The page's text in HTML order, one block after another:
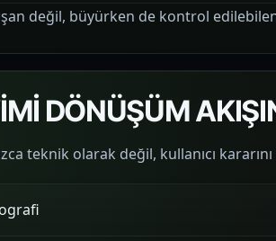
değil, büyürken de kontrol
DÖNÜŞÜM
teknik olarak değil, kullanıcı